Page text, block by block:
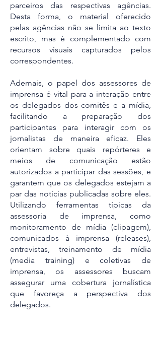
parceiros das respectivas agências.
Desta forma, o material oferecido
pelas agências não se limita ao texto
escrito, mas é complementado com
recursos visuais capturados pelos
correspondentes.
Ademais, o papel dos assessores de
imprensa é vital para a interação entre
os delegados dos comitês e a mídia,
facilitando a preparação dos
participantes para interagir com os
jornalistas de maneira eficaz. Eles
orientam sobre quais repórteres e
meios de comunicação estão
autorizados a participar das sessões, e
garantem que os delegados estejam a
par das notícias publicadas sobre eles.
Utilizando ferramentas típicas da
assessoria de imprensa, como
monitoramento de mídia (clipagem),
comunicados à imprensa (releases),
entrevistas, treinamento de mídia
(media training) e coletivas de
imprensa, os assessores buscam
assegurar uma cobertura jornalística
que favoreça a perspectiva dos
delegados.